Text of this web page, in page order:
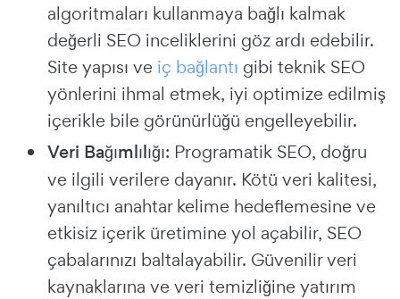
algoritmaları kullanmaya bağlı kalmak
değerli SEO inceliklerini göz ardı edebilir.
Site yapısı ve iç bağlantı gibi teknik SEO
yönlerini ihmal etmek, iyi optimize edilmiş
içerikle bile görünürlüğü engelleyebilir.
Veri Bağımlılığı: Programatik SEO, doğru
ve ilgili verilere dayanır. Kötü veri kalitesi,
yanıltıcı anahtar kelime hedeflemesine ve
etkisiz içerik üretimine yol açabilir, SEO
çabalarınızı baltalayabilir. Güvenilir veri
kaynaklarına ve veri temizliğine yatırım